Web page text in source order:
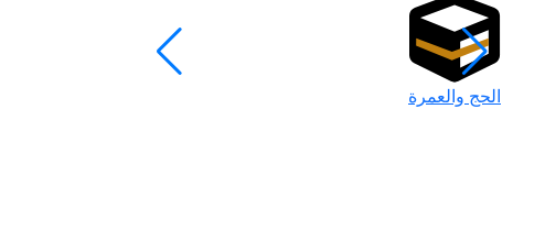
الحج والعمرة